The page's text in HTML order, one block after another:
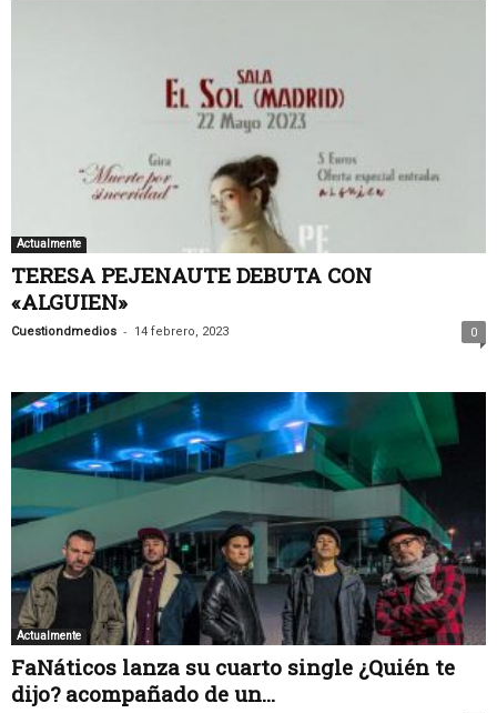
Actualmente
TERESA PEJENAUTE DEBUTA CON
«ALGUIEN»
Cuestiondmedios - 14 febrero, 2023 0
Actualmente
FaNáticos lanza su cuarto single ¿Quién te
dijo? acompañado de un...